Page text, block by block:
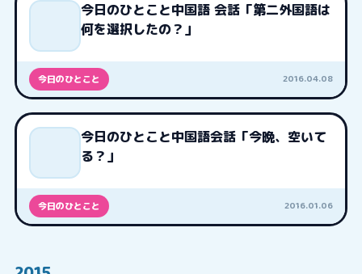
今日のひとこと中国語 会話「第二外国語は
何を選択したの？」
今日のひとこと 2016.04.08
今日のひとこと中国語会話「今晩、空いて
る？」
今日のひとこと 2016.01.06